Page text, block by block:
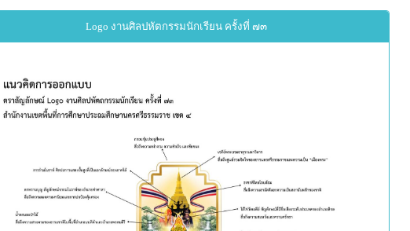
Logo งานศิลปหัตกรรมนักเรียน ครั้งที่ ๗๓